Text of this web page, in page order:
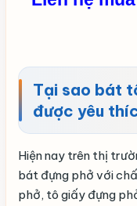
Tại sao bát
được yêu
Hiện nay trên thị
bát đựng phở với
phở, tô giấy đựng